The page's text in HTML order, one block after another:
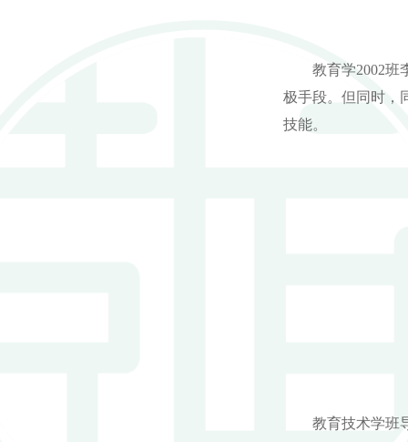
教育学2002班
极手段。但同时，
技能。
教育技术学班